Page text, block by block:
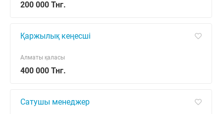
200 000 Тнг.
Қаржылық кеңесші
400 000 Тнг.
Алматы қаласы
Сатушы менеджер